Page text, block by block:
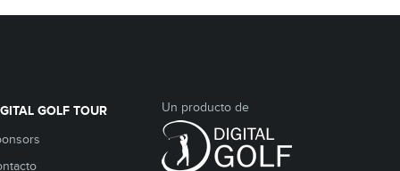
GOLF TOUR Un producto de